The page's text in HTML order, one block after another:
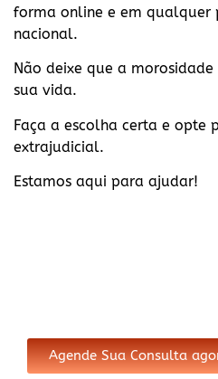
forma online e em qualquer
nacional.
Não deixe que a
sua vida.
Faça a escolha certa e opte
extrajudicial.
Estamos aqui para ajudar!
Agende Sua Consulta